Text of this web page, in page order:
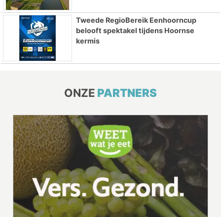
Tweede RegioBereik Eenhoorncup
belooft spektakel tijdens Hoornse
kermis
ONZE PARTNERS